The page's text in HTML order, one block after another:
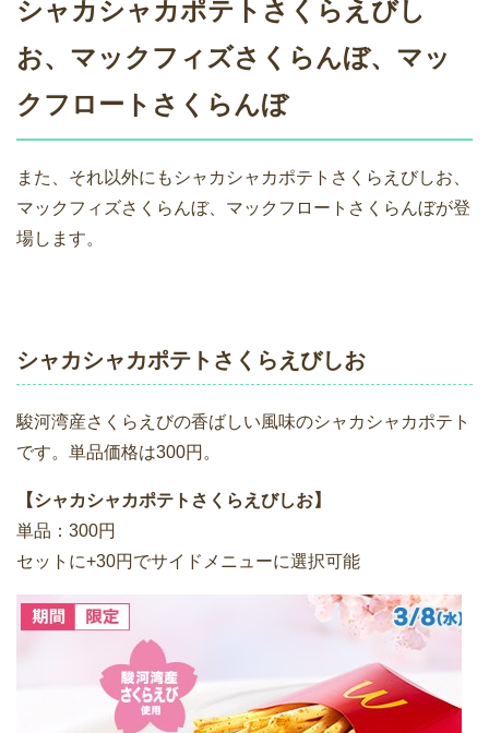
シャカシャカポテトさくらえびし
お、マックフィズさくらんぼ、マッ
クフロートさくらんぼ
また、それ以外にもシャカシャカポテトさくらえびしお、
マックフィズさくらんぼ、マックフロートさくらんぼが登
場します。
シャカシャカポテトさくらえびしお
駿河湾産さくらえびの香ばしい風味のシャカシャカポテト
です。単品価格は300円。
【シャカシャカポテトさくらえびしお】
単品：300円
セットに+30円でサイドメニューに選択可能